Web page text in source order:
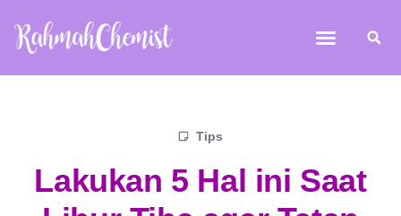
Tips
Lakukan 5 Hal ini Saat